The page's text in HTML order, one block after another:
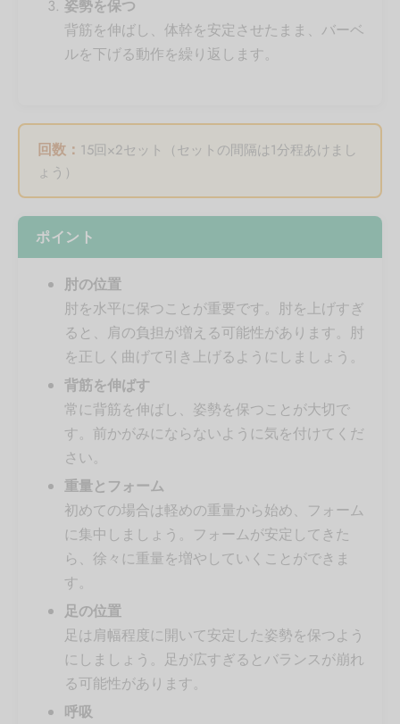
姿勢を保つ
背筋を伸ばし、体幹を安定させたまま、バーベ
ルを下げる動作を繰り返します。
回数： 15回×2セット（セットの間隔は1分程あけまし
ょう）
ポイント
肘の位置
肘を水平に保つことが重要です。肘を上げすぎ
ると、肩の負担が増える可能性があります。肘
を正しく曲げて引き上げるようにしましょう。
背筋を伸ばす
常に背筋を伸ばし、姿勢を保つことが大切で
す。前かがみにならないように気を付けてくだ
さい。
重量とフォーム
初めての場合は軽めの重量から始め、フォーム
に集中しましょう。フォームが安定してきた
ら、徐々に重量を増やしていくことができま
す。
足の位置
足は肩幅程度に開いて安定した姿勢を保つよう
にしましょう。足が広すぎるとバランスが崩れ
る可能性があります。
呼吸